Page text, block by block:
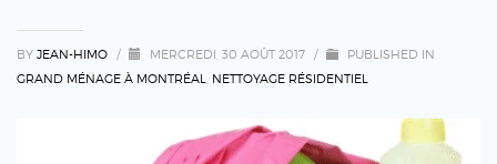
BY JEAN-HIMO / MERCREDI, 30 AOÛT 2017 /
PUBLISHED IN
GRAND MÉNAGE À MONTRÉAL
NETTOYAGE RÉSIDENTIEL